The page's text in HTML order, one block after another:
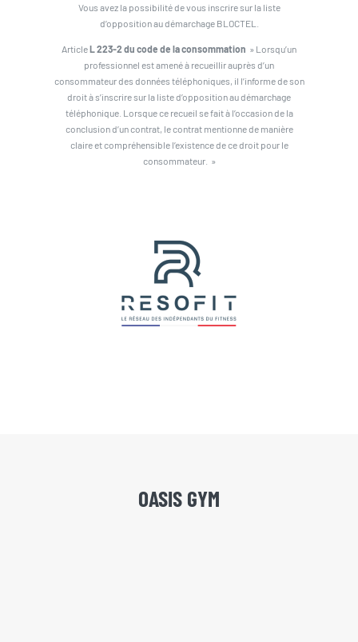
Vous avez la possibilité de vous inscrire sur la liste
d’opposition au démarchage BLOCTEL.
ArticleL 223-2 du code de la consommation » Lorsqu’un
professionnel est amené à recueillir auprès d’un
consommateur des données téléphoniques, il l’informe de son
droit à s’inscrire sur la liste d’opposition au démarchage
téléphonique. Lorsque ce recueil se fait à l’occasion de la
conclusion d’un contrat, le contrat mentionne de manière
claire et compréhensible l’existence de ce droit pour le
consommateur. »
OASIS GYM